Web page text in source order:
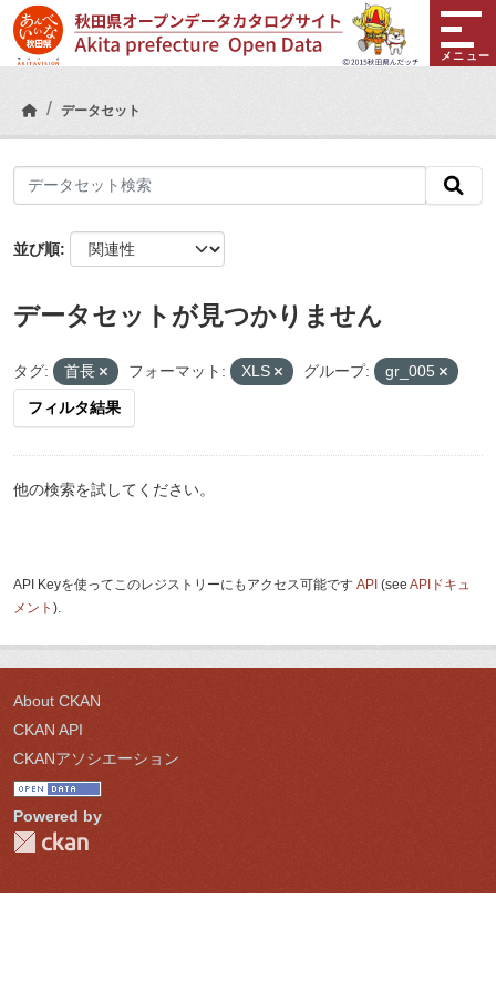
Skip to main content
メニュー
データセット
並び順
データセットが見つかりません
タグ: 首長 フォーマット: XLS グループ: gr_005
フィルタ結果
他の検索を試してください。
API Keyを使ってこのレジストリーにもアクセス可能です API (see APIドキュ
メント ).
About CKAN
CKAN API
CKANアソシエーション
Powered by